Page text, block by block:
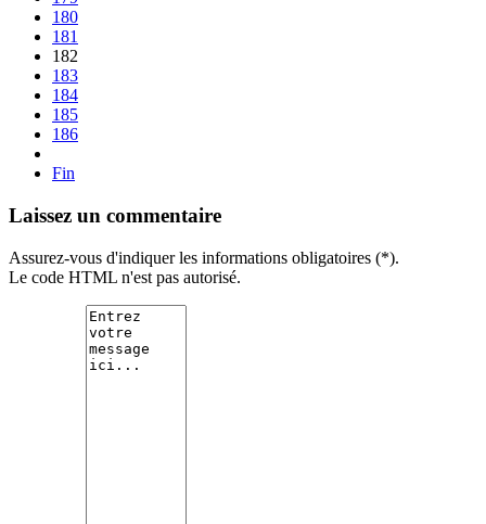
180
181
182
183
184
185
186
Fin
Laissez un commentaire
Assurez-vous d'indiquer les informations obligatoires (*).
Le code HTML n'est pas autorisé.